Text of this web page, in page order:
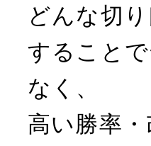
どんな切
すること
なく、
高い勝率